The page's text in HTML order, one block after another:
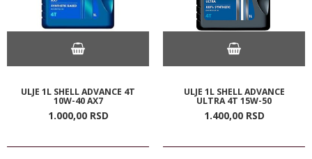
ULJE 1L SHELL ADVANCE 4T
10W-40 AX7
1.000,00 RSD
ULJE 1L SHELL ADVANCE
ULTRA 4T 15W-50
1.400,00 RSD